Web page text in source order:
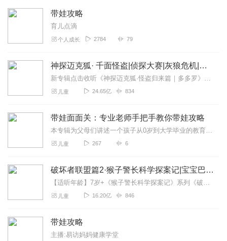
带娃攻略
育儿点滴
个人成长 2784 79
神探迈克狐· 千面怪盗|侦探大赛|灰狼危机|多多罗
新专辑点击收听《神探迈克狐·怪盗归来篇｜多多罗》！！！>>>点击进入主播橱窗购买《神探迈克狐》系列图书吧!<<<多多罗故事【点击前往】收听多多罗其他好玩有趣的故...
儿童 24.65亿 834
带娃面面关：专业老师手把手教你带娃攻略
本专辑为父母们讲述一个孩子从0岁到大学毕业的教育秘籍！
儿童 267 6
破坏者联盟篇2·猴子警长科学探案记|宝宝巴士故事
【适听年龄】7岁+《猴子警长科学探案记》系列《破坏者联盟篇1·猴子警长科学探案记》>>>《破坏者联盟篇2·猴子警长科学探案记》>>>《破坏者联盟篇3·猴子警长科...
儿童 16.20亿 846
带娃攻略
主播:易访妈妈健康学堂